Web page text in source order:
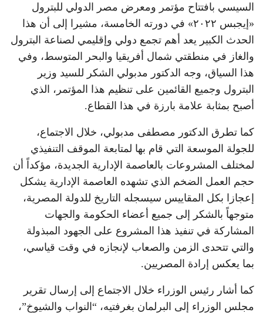
السيسي بافتتاح مؤتمر ومعرض مصر الدولي للبترول
«إيجبس ٢٠٢٢» في دورته الخامسة، مشيرا إلى أن هذا
الحدث الكبير يعد أهم تجمع دولي وإقليمي لصناعة البترول
والغاز في منطقتي شمال أفريقيا والبحر المتوسط، وفي
هذا السياق، وجه الدكتور مدبولي الشكر للسيد وزير
البترول وجميع القائمين على تنظيم هذا المؤتمر، الذي
أصبح بمثابة علامة بارزة في هذا القطاع.
كما تطرق الدكتور مصطفى مدبولي، خلال الاجتماع،
للجولة الموسعة التي قام بها لمتابعة الموقف التنفيذي
لمختلف المشروعات بالعاصمة الإدارية الجديدة، مؤكداً أن
حجم العمل الضخم الذي تشهده العاصمة الإدارية يشكل
إعجازا بكل المقاييس سيسجله التاريخ للدولة المصرية،
متوجهاً بالشكر إلى جميع أعضاء الحكومة والجهات
المشاركة في تنفيذ هذا المشروع على الجهود المبذولة
والتي تتحدى الزمن والصعاب لإنجازه في وقت قياسي،
بما يعكس إرادة المصريين.
كما أشار رئيس الوزراء خلال الاجتماع إلى إرسال تقرير
مجلس الوزراء إلى البرلمان بغرفتيه، “النواب والشيوخ”،